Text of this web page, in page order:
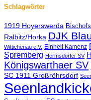
Schlagwörter
1919 Hoyerswerda
Ralbitz/Horka DJK
Wittichenau e.V. Einheit Kamenz
Spremberg Hermsdorfer SV
Königswarthaer SV
SC 1911 Großröhrsdorf